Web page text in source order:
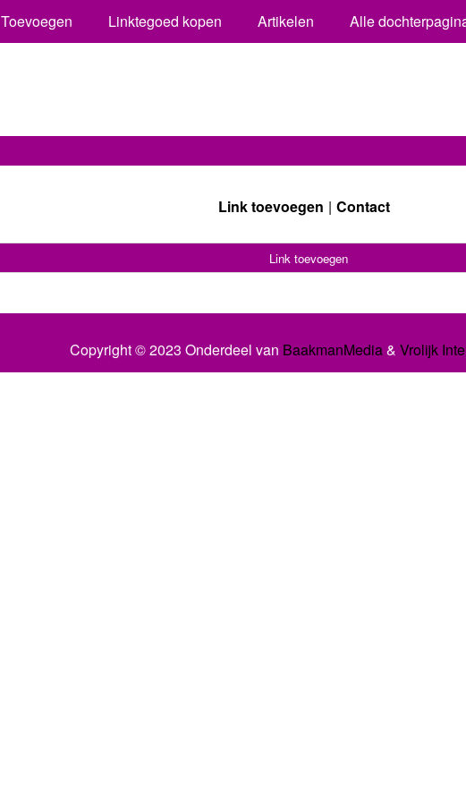
Toevoegen Linktegoed kopen Artikelen Alle
Link toevoegen Contact
Link toevoegen
Copyright © 2023 Onderdeel van BaakmanMedia& Vrolijk